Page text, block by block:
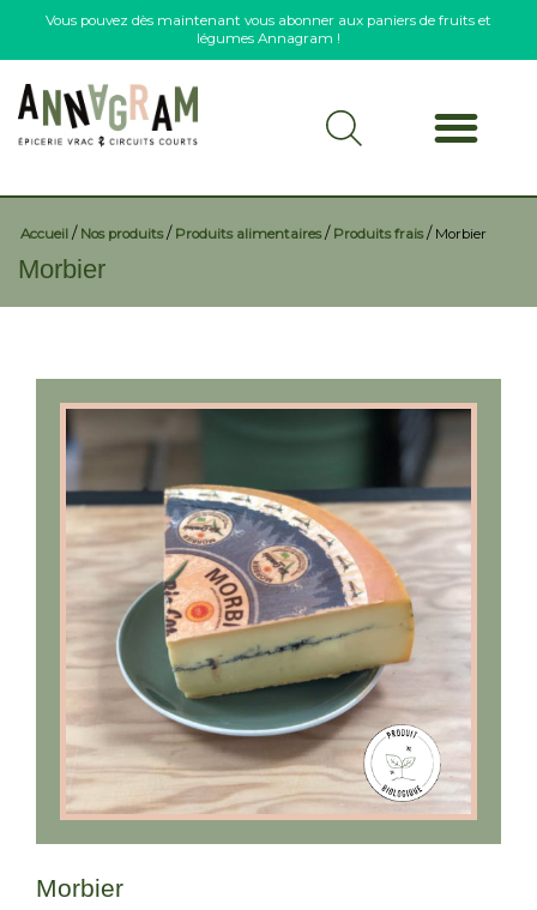
Accueil / Nos produits/ Produits alimentaires/ Produits frais/ Morbier
Morbier
Morbier
Vous pouvez dès maintenant vous abonner aux paniers de fruits et
légumes Annagram !